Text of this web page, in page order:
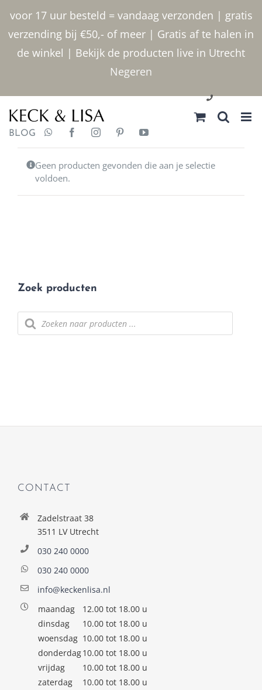
voor 17 uur besteld = vandaag verzonden | gratis
verzending bij €50,- of meer | Gratis af te halen in
de winkel | Bekijk de producten live in Utrecht
Negeren
inhoud
030 2400000
BLOG
Geen producten gevonden die aan je selectie
voldoen.
Zoek producten
Producten
zoeken
CONTACT
Zadelstraat 38
3511 LV Utrecht
030 240 0000
030 240 0000
info@keckenlisa.nl
maandag
12.00 tot 18.00 u
dinsdag
10.00 tot 18.00 u
woensdag 10.00 tot 18.00 u
donderdag10.00 tot 18.00 u
vrijdag
10.00 tot 18.00 u
zaterdag
10.00 tot 18.00 u